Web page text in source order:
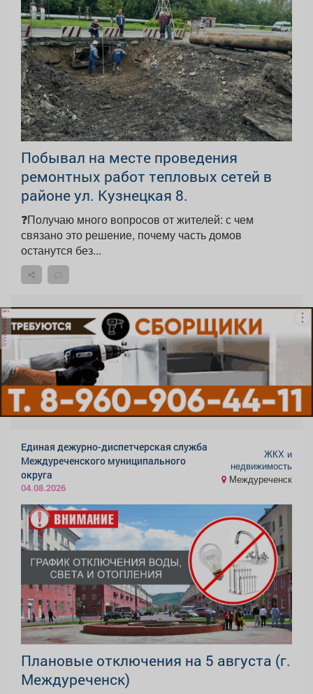
Побывал на месте проведения
ремонтных работ тепловых сетей в
районе ул. Кузнецкая 8.
❓Получаю много вопросов от жителей: с чем
связано это решение, почему часть домов
останутся без...
реклама
Единая дежурно-диспетчерская служба
Междуреченского муниципального
округа
04.08.2026
ЖКХ и
недвижимость
Междуреченск
Плановые отключения на 5 августа (г.
Междуреченск)